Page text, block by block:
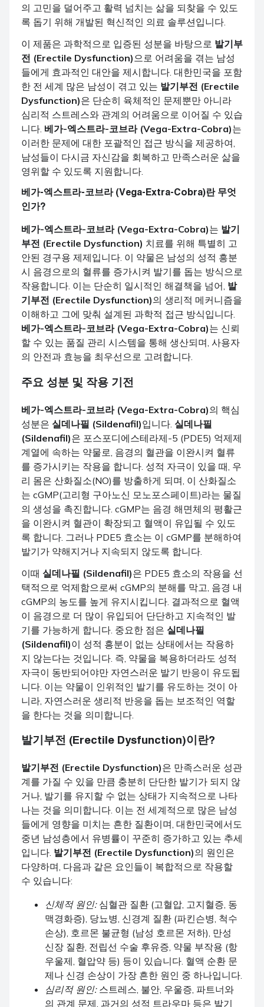
의 고민을 덜어주고 활력 넘치는 삶을 되찾을 수 있도
록 돕기 위해 개발된 혁신적인 의료 솔루션입니다.
이 제품은 과학적으로 입증된 성분을 바탕으로 발기부
전 (Erectile Dysfunction) 으로 어려움을 겪는 남성
들에게 효과적인 대안을 제시합니다. 대한민국을 포함
한 전 세계 많은 남성이 겪고 있는 발기부전 (Erectile
Dysfunction)은 단순히 육체적인 문제뿐만 아니라
심리적 스트레스와 관계의 어려움으로 이어질 수 있습
니다. 베가-엑스트라-코브라 (Vega-Extra-Cobra)는
이러한 문제에 대한 포괄적인 접근 방식을 제공하여,
남성들이 다시금 자신감을 회복하고 만족스러운 삶을
영위할 수 있도록 지원합니다.
베가-엑스트라-코브라 (Vega-Extra-Cobra)란 무엇
인가?
베가-엑스트라-코브라 (Vega-Extra-Cobra)는 발기
부전 (Erectile Dysfunction) 치료를 위해 특별히 고
안된 경구용 제제입니다. 이 약물은 남성의 성적 흥분
시 음경으로의 혈류를 증가시켜 발기를 돕는 방식으로
작용합니다. 이는 단순히 일시적인 해결책을 넘어, 발
기부전 (Erectile Dysfunction)의 생리적 메커니즘을
이해하고 그에 맞춰 설계된 과학적 접근 방식입니다.
베가-엑스트라-코브라 (Vega-Extra-Cobra)는 신뢰
할 수 있는 품질 관리 시스템을 통해 생산되며, 사용자
의 안전과 효능을 최우선으로 고려합니다.
주요 성분 및 작용 기전
베가-엑스트라-코브라 (Vega-Extra-Cobra)의 핵심
성분은 실데나필 (Sildenafil)입니다. 실데나필
(Sildenafil)은 포스포디에스테라제-5 (PDE5) 억제제
계열에 속하는 약물로, 음경의 혈관을 이완시켜 혈류
를 증가시키는 작용을 합니다. 성적 자극이 있을 때, 우
리 몸은 산화질소(NO)를 방출하게 되며, 이 산화질소
는 cGMP(고리형 구아노신 모노포스페이트)라는 물질
의 생성을 촉진합니다. cGMP는 음경 해면체의 평활근
을 이완시켜 혈관이 확장되고 혈액이 유입될 수 있도
록 합니다. 그러나 PDE5 효소는 이 cGMP를 분해하여
발기가 약해지거나 지속되지 않도록 합니다.
이때 실데나필 (Sildenafil)은 PDE5 효소의 작용을 선
택적으로 억제함으로써 cGMP의 분해를 막고, 음경 내
cGMP의 농도를 높게 유지시킵니다. 결과적으로 혈액
이 음경으로 더 많이 유입되어 단단하고 지속적인 발
기를 가능하게 합니다. 중요한 점은 실데나필
(Sildenafil)이 성적 흥분이 없는 상태에서는 작용하
지 않는다는 것입니다. 즉, 약물을 복용하더라도 성적
자극이 동반되어야만 자연스러운 발기 반응이 유도됩
니다. 이는 약물이 인위적인 발기를 유도하는 것이 아
니라, 자연스러운 생리적 반응을 돕는 보조적인 역할
을 한다는 것을 의미합니다.
발기부전 (Erectile Dysfunction)이란?
발기부전 (Erectile Dysfunction)은 만족스러운 성관
계를 가질 수 있을 만큼 충분히 단단한 발기가 되지 않
거나, 발기를 유지할 수 없는 상태가 지속적으로 나타
나는 것을 의미합니다. 이는 전 세계적으로 많은 남성
들에게 영향을 미치는 흔한 질환이며, 대한민국에서도
중년 남성층에서 유병률이 꾸준히 증가하고 있는 추세
입니다. 발기부전 (Erectile Dysfunction)의 원인은
다양하며, 다음과 같은 요인들이 복합적으로 작용할
수 있습니다:
신체적 원인:심혈관 질환 (고혈압, 고지혈증, 동
맥경화증), 당뇨병, 신경계 질환 (파킨슨병, 척수
손상), 호르몬 불균형 (남성 호르몬 저하), 만성
신장 질환, 전립선 수술 후유증, 약물 부작용 (항
우울제, 혈압약 등) 등이 있습니다. 혈액 순환 문
제나 신경 손상이 가장 흔한 원인 중 하나입니다.
심리적 원인:스트레스, 불안, 우울증, 파트너와
의 관계 문제, 과거의 성적 트라우마 등은 발기